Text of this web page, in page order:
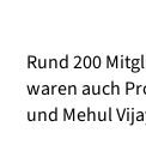
Rund 200
waren auch
und Mehul